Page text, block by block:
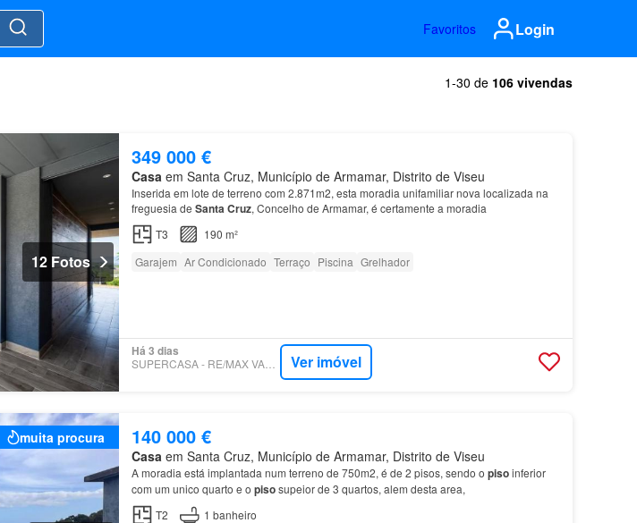
Favoritos Login
1-30 de 106 vivendas
12 Fotos
349 000 €
Casaem Santa Cruz, Município de Armamar, Distrito de Viseu
Inserida em lote de terreno com 2.871m2, esta moradia unifamiliar nova localizada na
freguesia de SantaCruz, Concelho de Armamar, é certamente a moradia
T3
190 m²
Garajem Ar Condicionado Terraço Piscina Grelhador
Há 3 dias
SUPERCASA - RE/MAX VANTAGEM AVENIDA Ver imóvel
muita procura 140 000 €
Casa em Santa Cruz, Município de Armamar, Distrito de Viseu
A moradia está implantada num terreno de 750m2, é de 2 pisos, sendo o pisoinferior
com um unico quarto e o pisosupeior de 3 quartos, alem desta area,
T2
1 banheiro